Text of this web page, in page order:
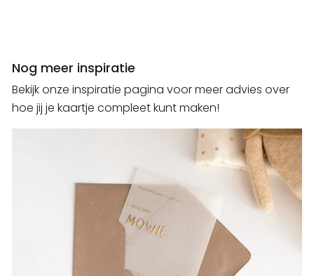
Nog meer inspiratie
Bekijk onze inspiratie pagina voor meer advies over
hoe jij je kaartje compleet kunt maken!